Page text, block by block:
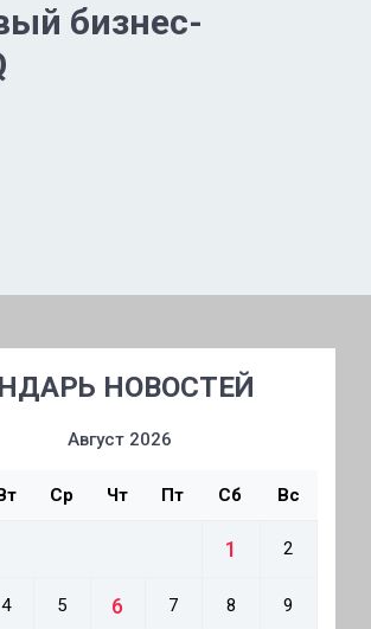
бизнес-
НОВОСТЕЙ
Август 2026
Ср Чт Пт Сб Вс
1 2
4 5 6 7 8 9